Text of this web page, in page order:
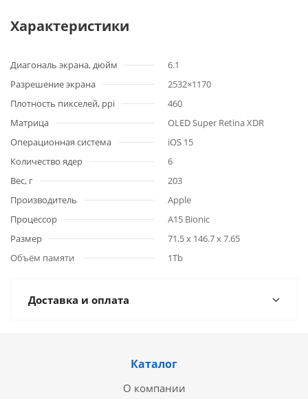
Характеристики
Диагональ экрана, дюйм
6.1
Разрешение экрана
2532×1170
Плотность пикселей, ppi
460
Матрица
OLED Super Retina XDR
Операционная система
iOS 15
Количество ядер
6
Вес, г
203
Производитель
Apple
Процессор
A15 Bionic
Размер
71.5 x 146.7 x 7.65
Объём памяти
1Tb
Доставка и оплата
Каталог
О компании